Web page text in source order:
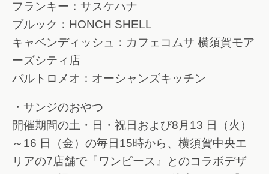
フランキー：サスケハナ
ブルック：HONCH SHELL
キャベンディッシュ：カフェコムサ 横須賀モア
ーズシティ店
バルトロメオ：オーシャンズキッチン
・サンジのおやつ
開催期間の土・日・祝日および8月13 日（火）
～16 日（金）の毎日15時から、横須賀中央エ
リアの7店舗で『ワンピース』とのコラボデザ